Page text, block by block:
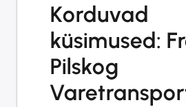
Korduvad
küsimused:
Pilskog